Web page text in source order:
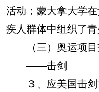
活动；蒙大拿大学
疾人群体中组织了青
（三）奥运项目
——击剑
３、应美国击剑